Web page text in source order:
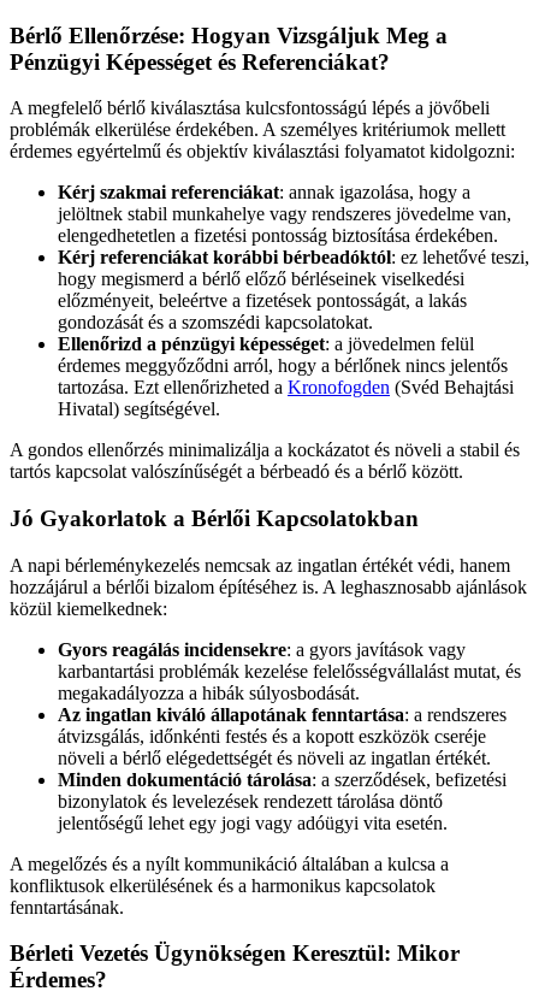
Bérlő Ellenőrzése: Hogyan Vizsgáljuk Meg a
Pénzügyi Képességet és Referenciákat?
A megfelelő bérlő kiválasztása kulcsfontosságú lépés a jövőbeli
problémák elkerülése érdekében. A személyes kritériumok mellett
érdemes egyértelmű és objektív kiválasztási folyamatot kidolgozni:
Kérj szakmai referenciákat: annak igazolása, hogy a
jelöltnek stabil munkahelye vagy rendszeres jövedelme van,
elengedhetetlen a fizetési pontosság biztosítása érdekében.
Kérj referenciákat korábbi bérbeadóktól: ez lehetővé teszi,
hogy megismerd a bérlő előző bérléseinek viselkedési
előzményeit, beleértve a fizetések pontosságát, a lakás
gondozását és a szomszédi kapcsolatokat.
Ellenőrizd a pénzügyi képességet: a jövedelmen felül
érdemes meggyőződni arról, hogy a bérlőnek nincs jelentős
tartozása. Ezt ellenőrizheted a Kronofogden (Svéd Behajtási
Hivatal) segítségével.
A gondos ellenőrzés minimalizálja a kockázatot és növeli a stabil és
tartós kapcsolat valószínűségét a bérbeadó és a bérlő között.
Jó Gyakorlatok a Bérlői Kapcsolatokban
A napi bérleménykezelés nemcsak az ingatlan értékét védi, hanem
hozzájárul a bérlői bizalom építéséhez is. A leghasznosabb ajánlások
közül kiemelkednek:
Gyors reagálás incidensekre: a gyors javítások vagy
karbantartási problémák kezelése felelősségvállalást mutat, és
megakadályozza a hibák súlyosbodását.
Az ingatlan kiváló állapotának fenntartása: a rendszeres
átvizsgálás, időnkénti festés és a kopott eszközök cseréje
növeli a bérlő elégedettségét és növeli az ingatlan értékét.
Minden dokumentáció tárolása: a szerződések, befizetési
bizonylatok és levelezések rendezett tárolása döntő
jelentőségű lehet egy jogi vagy adóügyi vita esetén.
A megelőzés és a nyílt kommunikáció általában a kulcsa a
konfliktusok elkerülésének és a harmonikus kapcsolatok
fenntartásának.
Bérleti Vezetés Ügynökségen Keresztül: Mikor
Érdemes?